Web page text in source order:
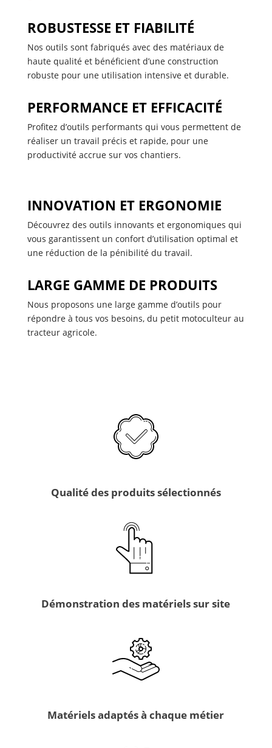
ROBUSTESSE ET FIABILITÉ
Nos outils sont fabriqués avec des matériaux de
haute qualité et bénéficient d’une construction
robuste pour une utilisation intensive et durable.
PERFORMANCE ET EFFICACITÉ
Profitez d’outils performants qui vous permettent de
réaliser un travail précis et rapide,pour une
productivité accrue sur vos chantiers.
INNOVATION ET ERGONOMIE
Découvrez des outils innovants et ergonomiques qui
vous garantissent un confort d’utilisation optimal et
une réduction de la pénibilité du travail.
LARGE GAMME DE PRODUITS
Nous proposons une large gamme d’outils pour
répondre à tous vos besoins,du petit motoculteur au
tracteur agricole.
Qualité des produits sélectionnés
Démonstration des matériels sur site
Matériels adaptés à chaque métier